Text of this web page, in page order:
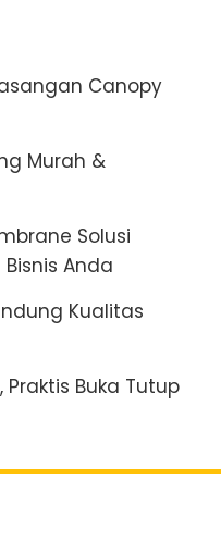
Canopy
Murah &
Solusi
Anda
Kualitas
Buka Tutup